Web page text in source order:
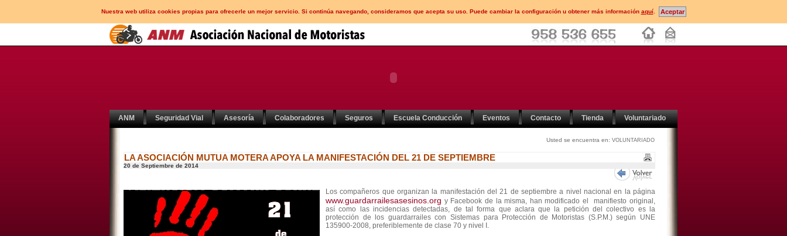
Nuestra web utiliza cookies propias para ofrecerle un mejor servicio. Si continúa navegando, consideramos que acepta su uso. Puede cambiar la configuración u obtener más información aquí.
ANM Seguridad Vial Asesoría Colaboradores Seguros Escuela Conducción Eventos Contacto Tienda Voluntariado
Usted se encuentra en: VOLUNTARIADO
LA ASOCIACIÓN MUTUA MOTERA APOYA LA MANIFESTACIÓN DEL 21 DE SEPTIEMBRE
20 de Septiembre de 2014
Los compañeros que organizan la manifestación del 21 de septiembre a nivel nacional en la página
www.guardarrailesasesinos.org y Facebook de la misma, han modificado el manifiesto original,
así como las incidencias detectadas, de tal forma que aclara que la petición del colectivo es la
protección de los guardarrailes con Sistemas para Protección de Motoristas (S.P.M.) según UNE
135900-2008, preferiblemente de clase 70 y nivel I.